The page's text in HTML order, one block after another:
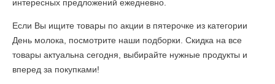
интересных предложений ежедневно.
Если Вы ищите товары по акции в пятерочке из категории
День молока, посмотрите наши подборки. Скидка на все
товары актуальна сегодня, выбирайте нужные продукты и
вперед за покупками!